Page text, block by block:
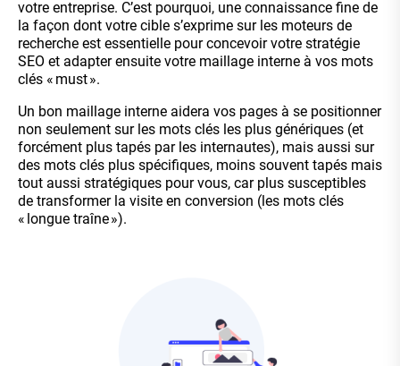
votre entreprise. C’est pourquoi, une connaissance fine de
la façon dont votre cible s’exprime sur les moteurs de
recherche est essentielle pour concevoir votre stratégie
SEO et adapter ensuite votre maillage interne à vos mots
clés « must ».
Un bon maillage interne aidera vos pages à se positionner
non seulement sur les mots clés les plus génériques (et
forcément plus tapés par les internautes), mais aussi sur
des mots clés plus spécifiques, moins souvent tapés mais
tout aussi stratégiques pour vous, car plus susceptibles
de transformer la visite en conversion (les mots clés
« longue traîne »).